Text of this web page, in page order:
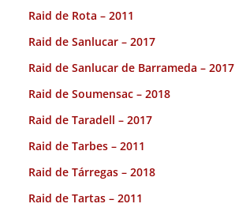
Raid de Rota – 2011
Raid de Sanlucar – 2017
Raid de Sanlucar de Barrameda – 2017
Raid de Soumensac – 2018
Raid de Taradell – 2017
Raid de Tarbes – 2011
Raid de Tárregas – 2018
Raid de Tartas – 2011